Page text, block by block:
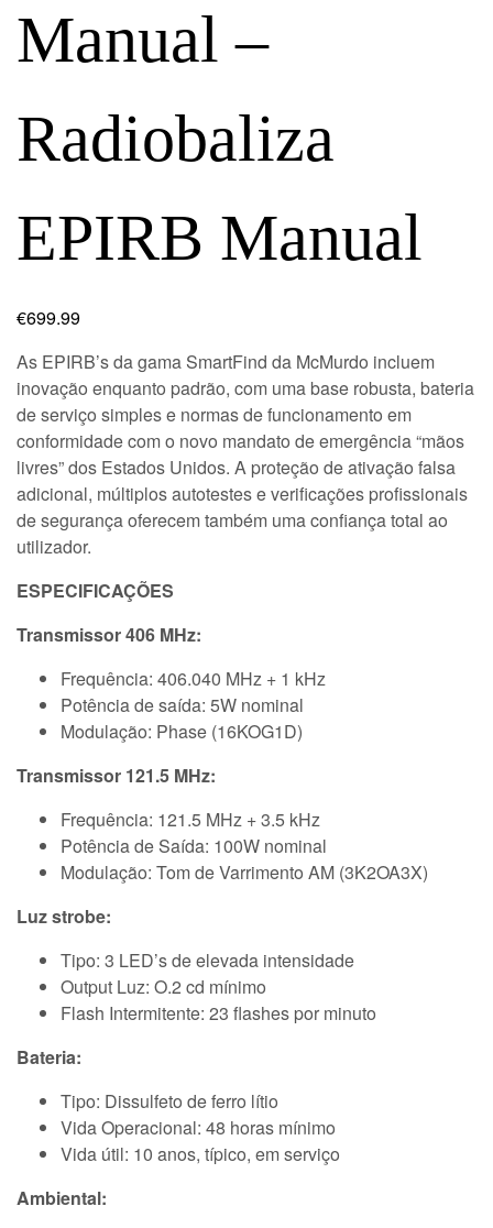
Manual –
Radiobaliza
EPIRB Manual
€699.99
As EPIRB’s da gama SmartFind da McMurdo incluem
inovação enquanto padrão, com uma base robusta, bateria
de serviço simples e normas de funcionamento em
conformidade com o novo mandato de emergência “mãos
livres” dos Estados Unidos. A proteção de ativação falsa
adicional, múltiplos autotestes e verificações profissionais
de segurança oferecem também uma confiança total ao
utilizador.
ESPECIFICAÇÕES
Transmissor 406 MHz:
Frequência: 406.040 MHz + 1 kHz
Potência de saída: 5W nominal
Modulação: Phase (16KOG1D)
Transmissor 121.5 MHz:
Frequência: 121.5 MHz + 3.5 kHz
Potência de Saída: 100W nominal
Modulação: Tom de Varrimento AM (3K2OA3X)
Luz strobe:
Tipo: 3 LED’s de elevada intensidade
Output Luz: O.2 cd mínimo
Flash Intermitente: 23 flashes por minuto
Bateria:
Tipo: Dissulfeto de ferro lítio
Vida Operacional: 48 horas mínimo
Vida útil: 10 anos, típico, em serviço
Ambiental: